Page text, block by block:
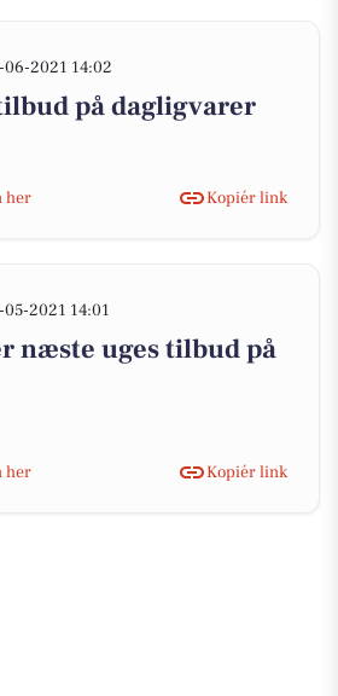
06-2021 14:02
på dagligvarer
her
Kopiér link
05-2021 14:01
næste uges tilbud på
her
Kopiér link